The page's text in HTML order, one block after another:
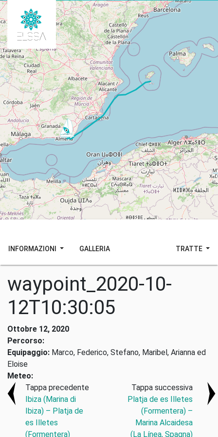
INFORMAZIONI GALLERIA TRATTE
waypoint_2020-10-
12T10:30:05
Ottobre 12, 2020
Percorso:
Equipaggio: Marco, Federico, Stefano, Maribel, Arianna ed
Eloise
Meteo:
Tappa precedente
Ibiza (Marina di
Ibiza) – Platja de
es Illetes
(Formentera)
Tappa successiva
Platja de es Illetes
(Formentera) –
Marina Alcaidesa
(La Línea, Spagna)